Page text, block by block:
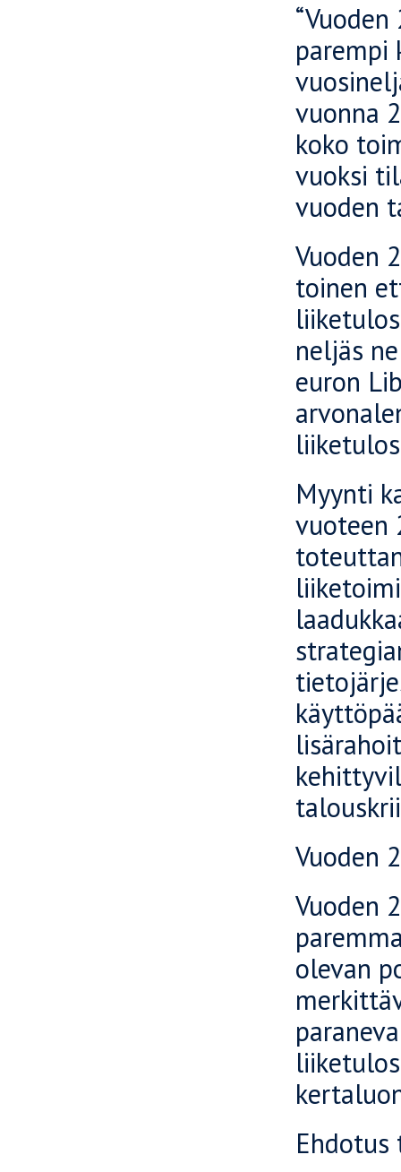
parempi
vuonna
koko
vuoksi
vuoden
Vuoden
toinen
neljäs
euron
Myynti
vuoteen
Vuoden
Vuoden
olevan